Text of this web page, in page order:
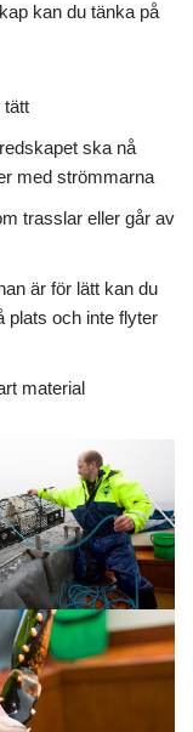
kan du tänka på
tätt
ska nå
med strömmarna
trasslar eller går av
är för lätt kan du
plats och inte flyter
material